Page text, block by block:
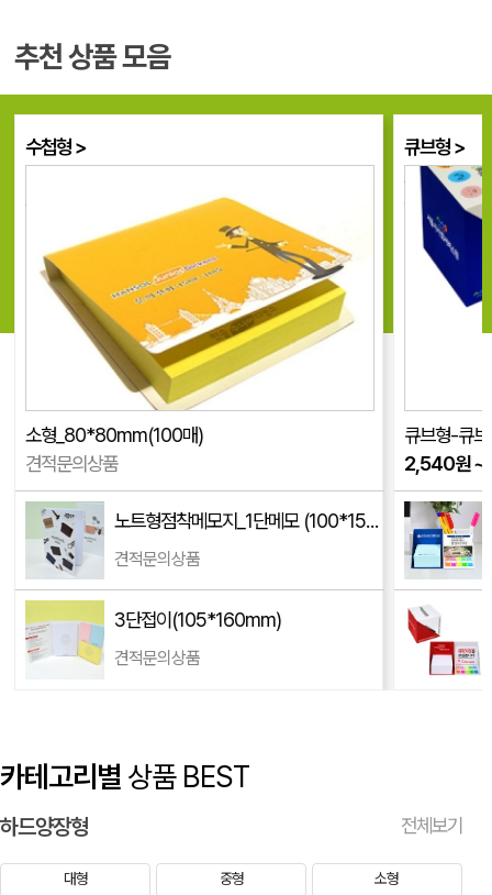
김OO
SOO [주문제작] 모양형 점착메모지 / 도형 컷팅 메모지 / 캐릭터 점착메모지 07-29
김OO [주문제작] 모양형 점착메모지 / 도형 컷팅 메모지 / 캐릭터 점착메모지 07-28
종이쇼핑백 (노매뉴얼) 07-28
고OO 방문형 점착메모(100*75mm) 07-28
커버형 점착 떡 메모지
이OO 종이쇼핑백 (노매뉴얼) 07-28
박OO 07-27
성OO 소형_80*80mm(100매) 07-24
오OO 특떡메모(대_300매/100*100*32mm) 07-24
성OO 07-24
추천 상품 모음
수첩형 >
수첩형 점착메모지
소형_80*80mm(100매)
견적문의상품
노트형점착메모지_1단메모 (100*150mm)
견적문의상품
3단접이(105*160mm)
견적문의상품
큐브형 >
두꺼워서 오
광고가 되는!
2,540원~
카테고리별 상품 BEST
하드양장형 전체보기
대형 중형 소형